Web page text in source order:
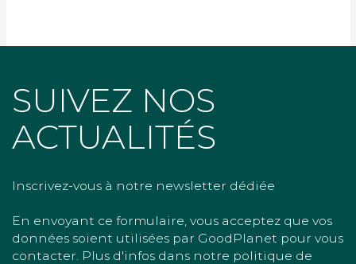
SUIVEZ NOS
ACTUALITÉS
Inscrivez-vous à notre newsletter dédiée
En envoyant ce formulaire, vous acceptez que vos
données soient utilisées par GoodPlanet pour vous
contacter. Plus d'infos dans notre politique de